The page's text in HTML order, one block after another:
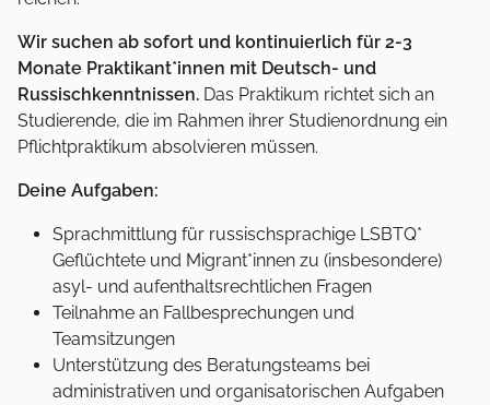
Wir suchen ab sofort und kontinuierlich für 2-3
Monate Praktikant*innen mit Deutsch- und
Russischkenntnissen. Das Praktikum richtet sich an
Studierende, die im Rahmen ihrer Studienordnung ein
Pflichtpraktikum absolvieren müssen.
Deine Aufgaben:
Sprachmittlung für russischsprachige LSBTQ*
Geflüchtete und Migrant*innen zu (insbesondere)
asyl- und aufenthaltsrechtlichen Fragen
Teilnahme an Fallbesprechungen und
Teamsitzungen
Unterstützung des Beratungsteams bei
administrativen und organisatorischen Aufgaben